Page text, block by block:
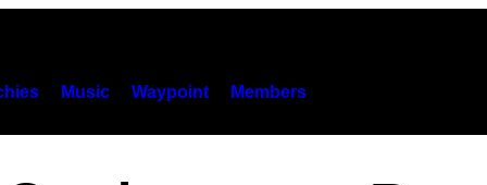
Music Waypoint Members